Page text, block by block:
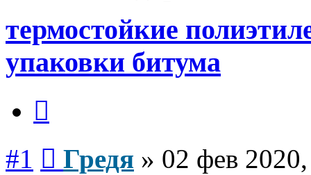
термостойкие
упаковки битума
#1 Гредя » 02 фев